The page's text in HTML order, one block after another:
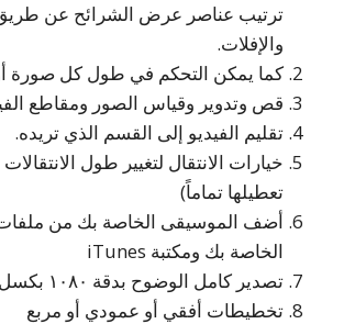
ترتيب عناصر عرض الشرائح عن
والإفلات.
كما يمكن التحكم في طول كل صورة
قص وتدوير وقياس الصور ومقاطع
تقليم الفيديو إلى القسم الذي تريده.
خيارات الانتقال لتغيير طول
تعطيلها تماماً)
أضف الموسيقى الخاصة بك من
الخاصة بك ومكتبة iTunes
تصدير كامل الوضوح بدقة ١٠٨٠ بكسل
تخطيطات أفقي أو عمودي أو مربع